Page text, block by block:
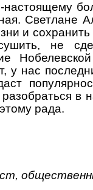
настоящему
Светлане
и
не
у нас
разобраться
рада.